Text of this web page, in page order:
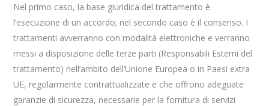
Nel primo caso, la base giuridica del trattamento è
l’esecuzione di un accordo; nel secondo caso è il consenso. I
trattamenti avverranno con modalità elettroniche e verranno
messi a disposizione delle terze parti (Responsabili Esterni del
trattamento) nell’ambito dell’Unione Europea o in Paesi extra
UE, regolarmente contrattualizzate e che offrono adeguate
garanzie di sicurezza, necessarie per la fornitura di servizi